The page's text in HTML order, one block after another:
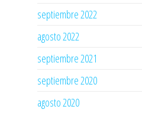
septiembre 2022
agosto 2022
septiembre 2021
septiembre 2020
agosto 2020